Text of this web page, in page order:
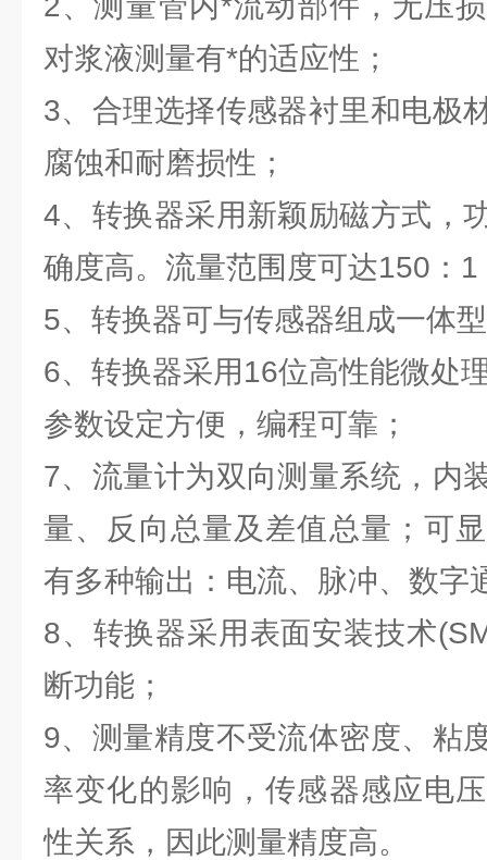
对浆液测量有*的适应性；
3、合理选择传感器衬里和电极
腐蚀和耐磨损性；
4、转换器采用新颖励磁方式，
确度高。流量范围度可达150：1
5、转换器可与传感器组成一体
6、转换器采用16位高性能微处
参数设定方便，编程可靠；
7、流量计为双向测量系统，内
量、反向总量及差值总量；可
有多种输出：电流、脉冲、数字
8、转换器采用表面安装技术
断功能；
9、测量精度不受流体密度、粘
率变化的影响，传感器感应电
性关系，因此测量精度高。